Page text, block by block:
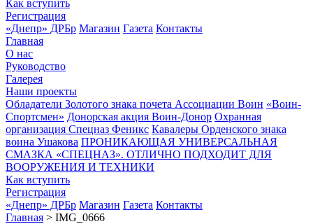
Как вступить
Регистрация
«Днепр» ДРБр Магазин Газета Контакты
Главная
О нас
Руководство
Галерея
Наши проекты
Обладатели Золотого знака почета Ассоциации Воин «Воин-
Спортсмен» Донорская акция Воин-Донор Охранная
организация Спецназ Феникс Кавалеры Орденского знака
воина Ушакова ПРОНИКАЮЩАЯ УНИВЕРСАЛЬНАЯ
СМАЗКА «СПЕЦНАЗ». ОТЛИЧНО ПОДХОДИТ ДЛЯ
ВООРУЖЕНИЯ И ТЕХНИКИ
Как вступить
Регистрация
«Днепр» ДРБр Магазин Газета Контакты
Главная > IMG_0666